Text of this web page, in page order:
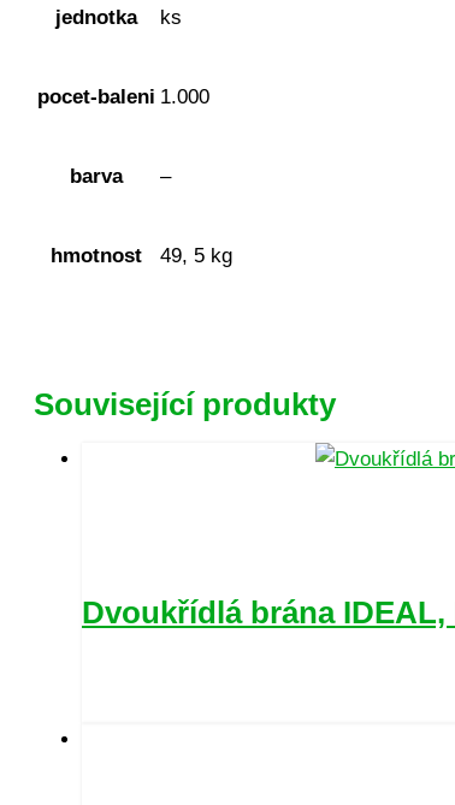
jednotka ks
pocet-baleni 1.000
barva –
hmotnost 49, 5 kg
Související produkty
Dvoukřídlá brána IDEAL,